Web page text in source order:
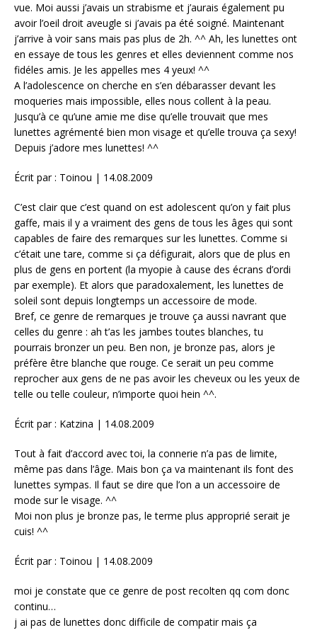
vue. Moi aussi j’avais un strabisme et j’aurais également pu
avoir l’oeil droit aveugle si j’avais pa été soigné. Maintenant
j’arrive à voir sans mais pas plus de 2h. ^^ Ah, les lunettes ont
en essaye de tous les genres et elles deviennent comme nos
fidéles amis. Je les appelles mes 4 yeux! ^^
A l’adolescence on cherche en s’en débarasser devant les
moqueries mais impossible, elles nous collent à la peau.
Jusqu’à ce qu’une amie me dise qu’elle trouvait que mes
lunettes agrémenté bien mon visage et qu’elle trouva ça sexy!
Depuis j’adore mes lunettes! ^^
Écrit par : Toinou | 14.08.2009
C’est clair que c’est quand on est adolescent qu’on y fait plus
gaffe, mais il y a vraiment des gens de tous les âges qui sont
capables de faire des remarques sur les lunettes. Comme si
c’était une tare, comme si ça défigurait, alors que de plus en
plus de gens en portent (la myopie à cause des écrans d’ordi
par exemple). Et alors que paradoxalement, les lunettes de
soleil sont depuis longtemps un accessoire de mode.
Bref, ce genre de remarques je trouve ça aussi navrant que
celles du genre : ah t’as les jambes toutes blanches, tu
pourrais bronzer un peu. Ben non, je bronze pas, alors je
préfère être blanche que rouge. Ce serait un peu comme
reprocher aux gens de ne pas avoir les cheveux ou les yeux de
telle ou telle couleur, n’importe quoi hein ^^.
Écrit par : Katzina | 14.08.2009
Tout à fait d’accord avec toi, la connerie n’a pas de limite,
même pas dans l’âge. Mais bon ça va maintenant ils font des
lunettes sympas. Il faut se dire que l’on a un accessoire de
mode sur le visage. ^^
Moi non plus je bronze pas, le terme plus approprié serait je
cuis! ^^
Écrit par : Toinou | 14.08.2009
moi je constate que ce genre de post recolten qq com donc
continu…
j ai pas de lunettes donc difficile de compatir mais ça